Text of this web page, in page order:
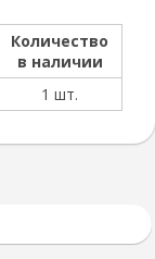
Количество
в наличии
1 шт.